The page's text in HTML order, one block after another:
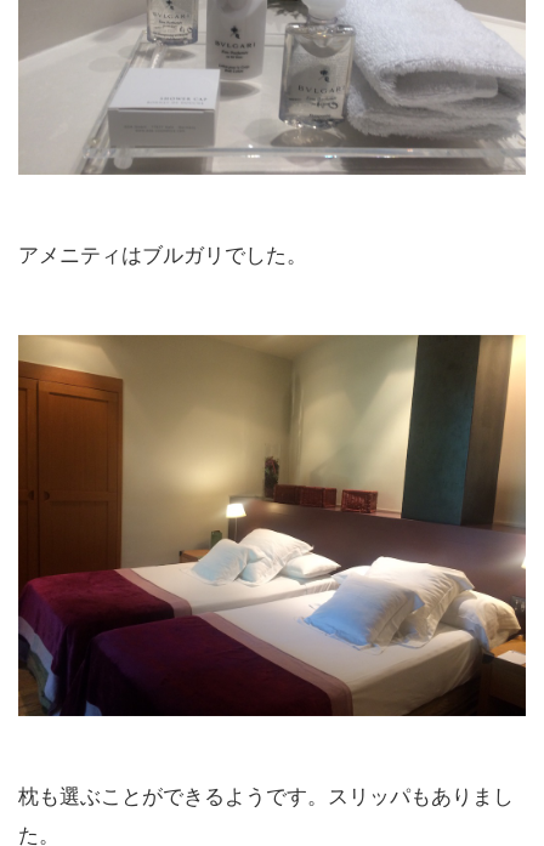
アメニティはブルガリでした。
枕も選ぶことができるようです。スリッパもありまし
た。